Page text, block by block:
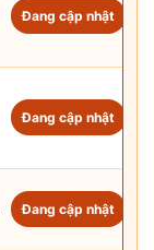
Đang cập nhật
Đang cập nhật
Đang cập nhật